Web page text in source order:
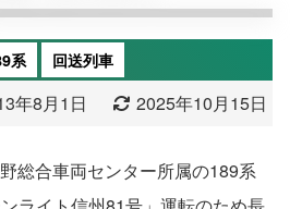
系 回送列車
年8月1日 2025年10月15日
総合車両センター所属の189系